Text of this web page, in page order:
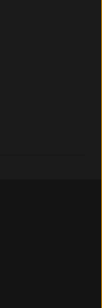
varat atsaukt
spēku un
arī iespēju